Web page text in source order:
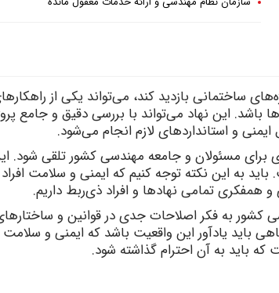
ساختمانی بازدید کند، می‌تواند یکی از
باشد. این نهاد می‌تواند با بررسی دقیق و جامع
و استانداردهای لازم انجام می‌شود.
برای مسئولان و جامعه مهندسی کشور تلقی شود.
به این نکته توجه کنیم که ایمنی و سلامت افراد
و همفکری تمامی نهادها و افراد ذی‌ربط داریم.
کشور به فکر اصلاحات جدی در قوانین و
باید یادآور این واقعیت باشد که ایمنی و سلامت
باید به آن احترام گذاشته شود.